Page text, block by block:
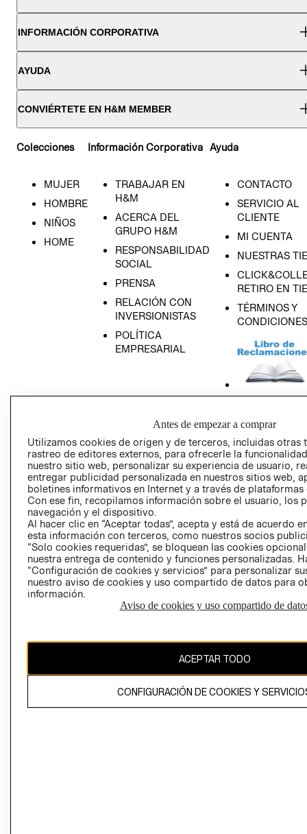
INFORMACIÓN CORPORATIVA
AYUDA
CONVIÉRTETE EN H&M MEMBER
Colecciones
MUJER
HOMBRE
NIÑOS
HOME
Información Corporativa
TRABAJAR EN
H&M
ACERCA DEL
GRUPO H&M
RESPONSABILIDAD
SOCIAL
PRENSA
RELACIÓN CON
INVERSIONISTAS
POLÍTICA
EMPRESARIAL
Ayuda
CONTACTO
SERVICIO AL
CLIENTE
MI CUENTA
NUESTRAS
RETIRO EN
TÉRMINOS Y
CONDICIONES
PRIVACIDAD
GIFT CARD
AVISO DE
Perú (S/)
CAMBIAR REGIÓN
Antes de empezar a comprar
Utilizamos cookies de origen y de terceros, incluidas otras
rastreo de editores externos, para ofrecerle la
nuestro sitio web, personalizar su experiencia de usuario,
entregar publicidad personalizada en nuestros sitios web,
boletines informativos en Internet y a través de plataformas
Con ese fin, recopilamos información sobre el usuario, los
navegación y el dispositivo.
Al hacer clic en “Aceptar todas”, acepta y está de acuerdo
esta información con terceros, como nuestros socios
“Solo cookies requeridas”, se bloquean las cookies
nuestra entrega de contenido y funciones personalizadas.
“Configuración de cookies y servicios” para personalizar
nuestro aviso de cookies y uso compartido de datos para
información.
Aviso de cookies y uso compartido de
ACEPTAR TODO
CONFIGURACIÓN DE COOKIES Y